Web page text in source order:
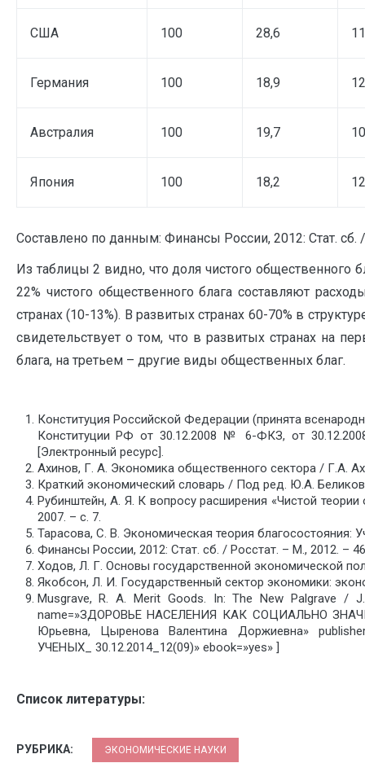
США 100 28,6
Германия 100 18,9
Австралия 100 19,7
Япония 100 18,2
Составлено по данным: Финансы России, 2012: Стат. сб.
Из таблицы 2 видно, что доля чистого общественного
22% чистого общественного блага составляют
странах (10-13%). В развитых странах 60-70% в
свидетельствует о том, что в развитых странах на
блага, на третьем – другие виды общественных благ.
Конституция Российской Федерации (принята
Конституции РФ от 30.12.2008 № 6-ФКЗ, от
[Электронный ресурс].
Ахинов, Г. А. Экономика общественного сектора / Г.А.
Краткий экономический словарь / Под ред. Ю.А.
Рубинштейн, А. Я. К вопросу расширения «Чистой
2007. – с. 7.
Тарасова, С. В. Экономическая теория
Финансы России, 2012: Стат. сб. / Росстат. – М., 2012. –
Ходов, Л. Г. Основы государственной экономической
Якобсон, Л. И. Государственный сектор экономики:
Musgrave, R. A. Merit Goods. In: The New Palgrave / J.
name=»ЗДОРОВЬЕ НАСЕЛЕНИЯ КАК СОЦИАЛЬНО
Юрьевна, Цыренова Валентина Доржиевна»
УЧЕНЫХ_ 30.12.2014_12(09)» ebook=»yes» ]
Список литературы:
РУБРИКА: ЭКОНОМИЧЕСКИЕ НАУКИ